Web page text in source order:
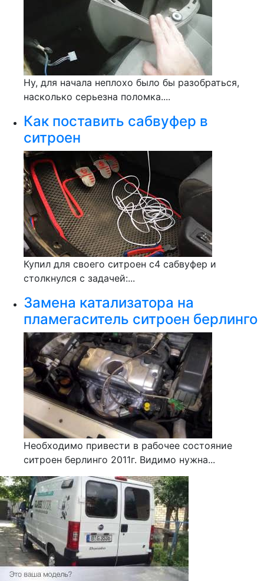
Ну, для начала неплохо было бы разобраться,
насколько серьезна поломка....
Как поставить сабвуфер в
ситроен
Купил для своего ситроен с4 сабвуфер и
столкнулся с задачей:...
Замена катализатора на
пламегаситель ситроен берлинго
Необходимо привести в рабочее состояние
ситроен берлинго 2011г. Видимо нужна...